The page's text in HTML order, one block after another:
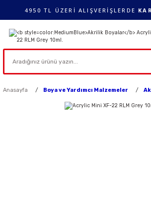
4950 TL ÜZERİ ALIŞVERİŞLERDE
Anasayfa Boya ve Yardımcı Malzemeler